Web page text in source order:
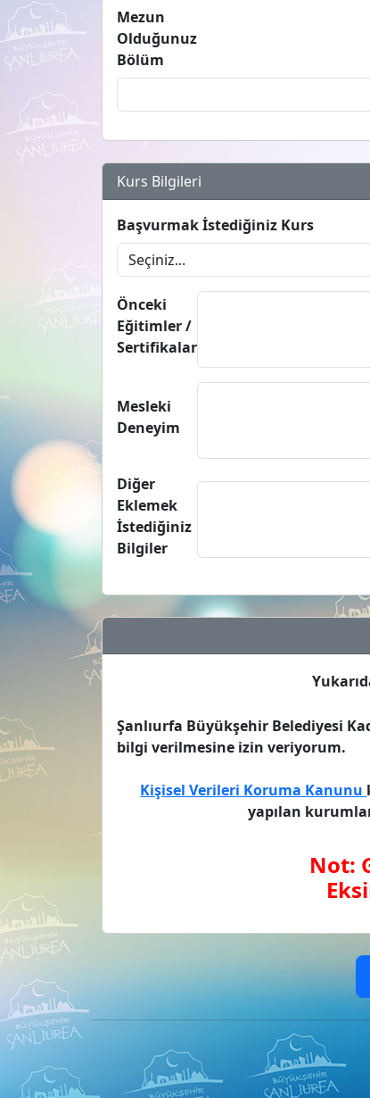
Mezun
Olduğunuz
Bölüm
Kurs Bilgileri
Başvurmak İstediğiniz Kurs
Önceki
Eğitimler /
Sertifikalar
Mesleki
Deneyim
Diğer
Eklemek
İstediğiniz
Bilgiler
Şanlıurfa Büyükşehir Belediyesi
bilgi verilmesine izin veriyorum.
Kişisel Verileri Koruma Kanunu
yapılan
Not: